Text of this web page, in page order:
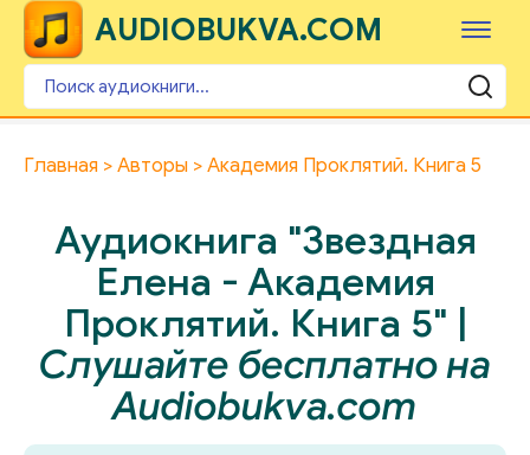
AUDIOBUKVA.COM
Главная Авторы Академия Проклятий. Книга 5
Аудиокнига "Звездная
Елена - Академия
Проклятий. Книга 5" |
Слушайте бесплатно на
Audiobukva.com